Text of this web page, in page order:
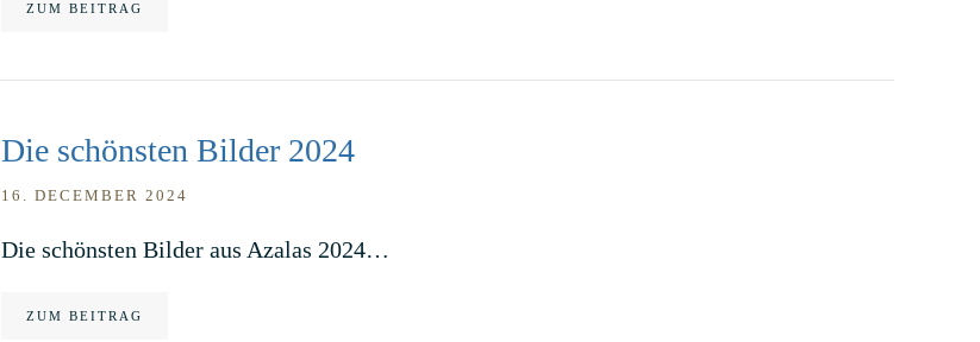
ZUM BEITRAG
Die schönsten Bilder 2024
16. DECEMBER 2024
Die schönsten Bilder aus Azalas 2024…
ZUM BEITRAG